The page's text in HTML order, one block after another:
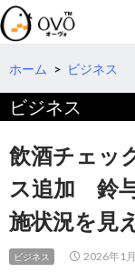
検
索
コ
テ
へ
動
ホーム > ビジネス
ビジネス
飲酒チェッ
ス追加 鈴
施状況を見
ビジネス 2026年1